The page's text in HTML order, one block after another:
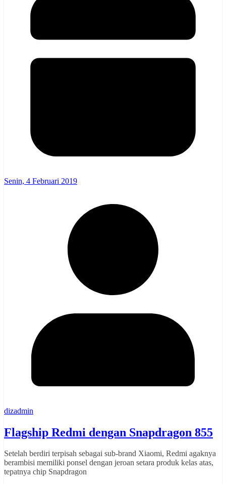
Senin, 4 Februari 2019
dizadmin
Flagship Redmi dengan Snapdragon 855
Setelah berdiri terpisah sebagai sub-brand Xiaomi, Redmi agaknya
berambisi memiliki ponsel dengan jeroan setara produk kelas atas,
tepatnya chip Snapdragon